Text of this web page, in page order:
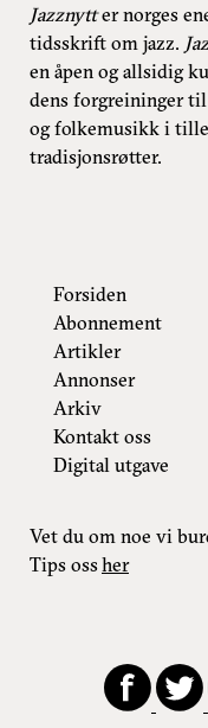
Jazznytter norges
tidsskrift om jazz.
en åpen og allsidig
dens forgreininger
og folkemusikk i
tradisjonsrøtter.
Forsiden
Abonnement
Artikler
Annonser
Arkiv
Kontakt oss
Digital utgave
Vet du om noe vi
Tips ossher